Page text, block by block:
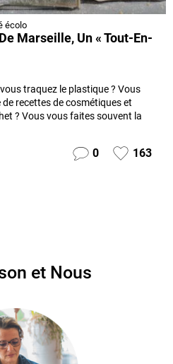
écolo
Marseille, Un « Tout-En-
traquez le plastique ? Vous
recettes de cosmétiques et
? Vous vous faites souvent la
0 163
et Nous